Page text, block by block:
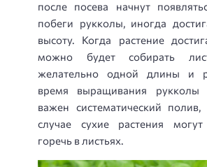
после посева начнут
побеги рукколы, иногда
высоту. Когда растение
можно будет собирать
желательно одной длины и
время выращивания рукколы
важен систематический
случае сухие растения могут
горечь в листьях.